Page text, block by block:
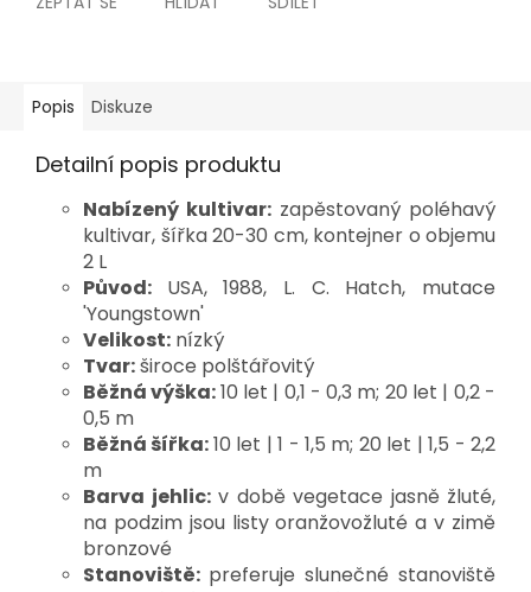
Popis Diskuze
Detailní popis produktu
Nabízený kultivar: zapěstovaný poléhavý
kultivar, šířka 20-30 cm, kontejner o objemu
2 L
Původ: USA, 1988, L. C. Hatch, mutace
'Youngstown'
Velikost: nízký
Tvar:široce polštářovitý
Běžná výška:10 let | 0,1 - 0,3 m; 20 let | 0,2 -
0,5 m
Běžná šířka:10 let | 1 - 1,5 m; 20 let | 1,5 - 2,2
m
Barva jehlic:v době vegetace jasně žluté,
na podzim jsou listy oranžovožluté a v zimě
bronzové
Stanoviště: preferuje slunečné stanoviště